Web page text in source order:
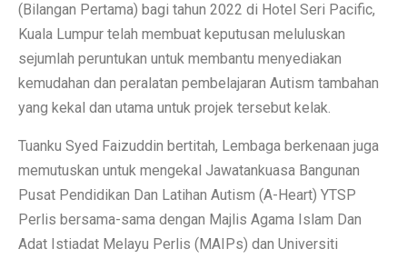
(Bilangan Pertama) bagi tahun 2022 di Hotel Seri Pacific,
Kuala Lumpur telah membuat keputusan meluluskan
sejumlah peruntukan untuk membantu menyediakan
kemudahan dan peralatan pembelajaran Autism tambahan
yang kekal dan utama untuk projek tersebut kelak.
Tuanku Syed Faizuddin bertitah, Lembaga berkenaan juga
memutuskan untuk mengekal Jawatankuasa Bangunan
Pusat Pendidikan Dan Latihan Autism (A-Heart) YTSP
Perlis bersama-sama dengan Majlis Agama Islam Dan
Adat Istiadat Melayu Perlis (MAIPs) dan Universiti